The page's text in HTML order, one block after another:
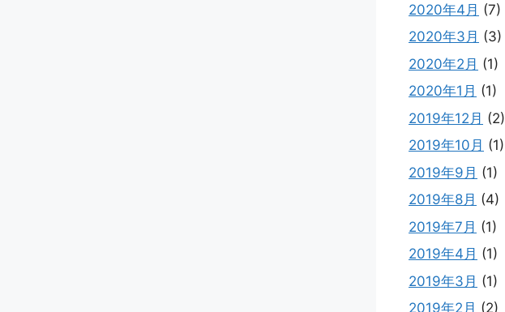
2020年4月 (7)
2020年3月 (3)
2020年2月 (1)
2020年1月 (1)
2019年12月 (2)
2019年10月 (1)
2019年9月 (1)
2019年8月 (4)
2019年7月 (1)
2019年4月 (1)
2019年3月 (1)
2019年2月 (2)